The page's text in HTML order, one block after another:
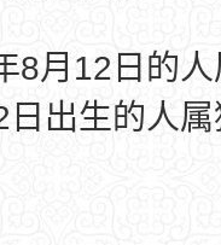
8月12日的
出生的人